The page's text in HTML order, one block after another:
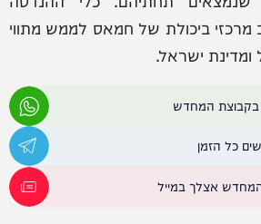
מרכזי ביכולת של חמאס לממש מתווי
ומדינת ישראל.
בקבוצת המחדש
כל הזמן
אצלך במייל